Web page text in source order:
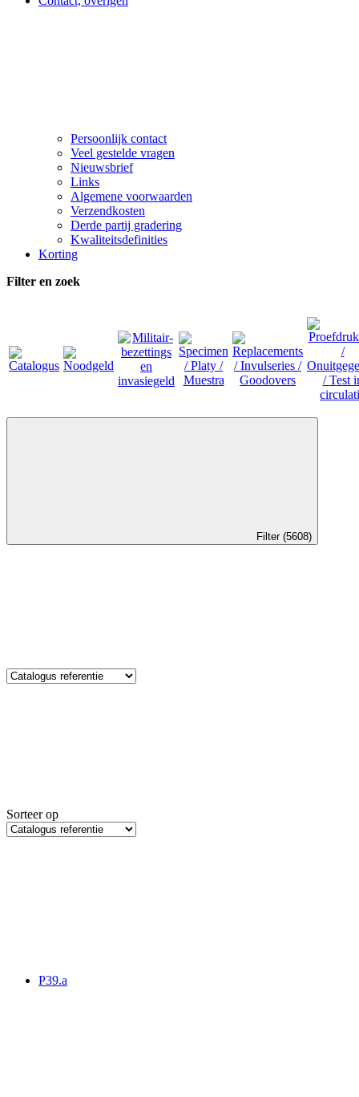
Persoonlijk contact
Veel gestelde vragen
Nieuwsbrief
Links
Algemene voorwaarden
Verzendkosten
Derde partij gradering
Kwaliteitsdefinities
Korting
Filter en zoek
Filter (5608)
Sorteer op
P39.a